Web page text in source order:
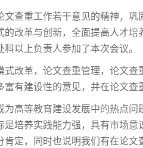
查重工作若干意见的精神，
改革与创新，全面提高人才
以上负责人参加了本次会议。
改革，论文查重管理，论文
有建设性的意见，并在论文查
高等教育建设发展中的热点
培养实践能力强，具有市场
定，同时也说明我们有在论文